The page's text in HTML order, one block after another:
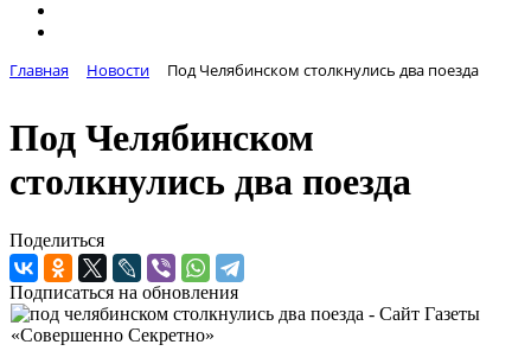
Главная Новости Под Челябинском столкнулись два поезда
Под Челябинском
столкнулись два поезда
Поделиться
Подписаться на обновления